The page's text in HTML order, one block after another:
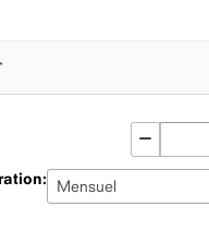
Mensuel